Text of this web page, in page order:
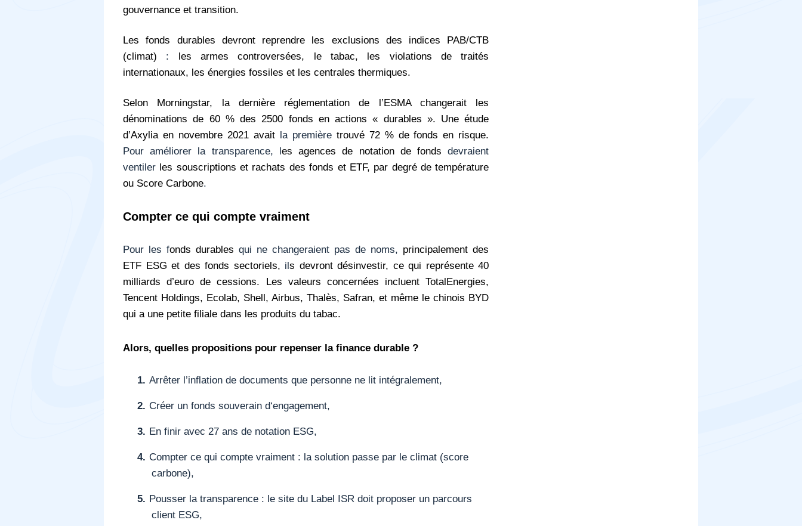
gouvernance et transition.
Les fonds durables devront reprendre les exclusions des indices PAB/CTB
(climat) : les armes controversées, le tabac, les violations de traités
internationaux, les énergies fossiles et les centrales thermiques.
Selon Morningstar, la dernière réglementation de l’ESMA changerait les
dénominations de 60 % des 2500 fonds en actions « durables ». Une étude
d’Axylia en novembre 2021 avait la première trouvé 72 % de fonds en risque.
Pour améliorer la transparence, les agences de notation de fondsdevraient
ventiler les souscriptions et rachats des fonds et ETF, par degré de température
ou Score Carbone.
Compter ce qui compte vraiment
Pour les fonds durablesqui ne changeraient pas de noms, principalement des
ETF ESG et des fonds sectoriels, ils devront désinvestir, ce qui représente 40
milliards d’euro de cessions. Les valeurs concernées incluent TotalEnergies,
Tencent Holdings, Ecolab, Shell, Airbus, Thalès, Safran, et même le chinois BYD
qui a une petite filiale dans les produits du tabac.
Alors, quelles propositions pour repenser la finance durable ?
1. Arrêter l’inflation de documents que personne ne lit intégralement,
2. Créer un fonds souverain d‘engagement,
3. En finir avec 27 ans de notation ESG,
4. Compter ce qui compte vraiment : la solution passe par le climat (score
carbone),
5. Pousser la transparence : le site du Label ISR doit proposer un parcours
client ESG,